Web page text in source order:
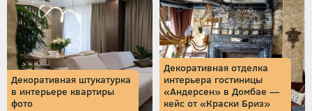
Декоративная штукатурка
в интерьере квартиры
фото
Декоративная отделка
интерьера гостиницы
«Андерсен» в Домбае —
кейс от «Краски Бриз»